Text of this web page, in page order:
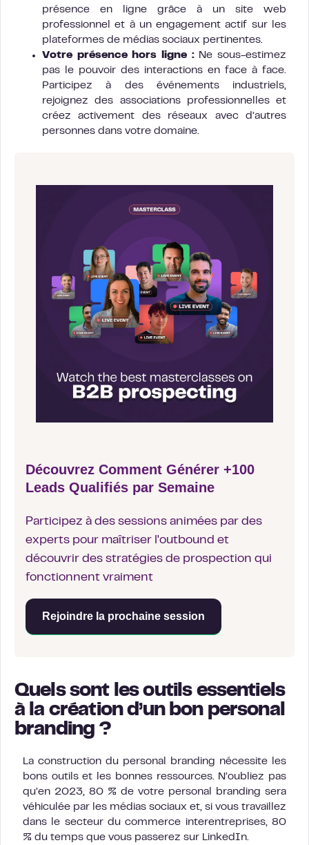
présence en ligne grâce à un site web
professionnel et à un engagement actif sur les
plateformes de médias sociaux pertinentes.
Votre présence hors ligne : Ne sous-estimez
pas le pouvoir des interactions en face à face.
Participez à des événements industriels,
rejoignez des associations professionnelles et
créez activement des réseaux avec d’autres
personnes dans votre domaine.
Découvrez Comment Générer +100
Leads Qualifiés par Semaine
Participez à des sessions animées par des
experts pour maîtriser l'outbound et
découvrir des stratégies de prospection qui
fonctionnent vraiment
Rejoindre la prochaine session
Quels sont les outils essentiels
à la création d’un bon personal
branding ?
La construction du personal branding nécessite les
bons outils et les bonnes ressources. N’oubliez pas
qu’en 2023, 80 % de votre personal branding sera
véhiculée par les médias sociaux et, si vous travaillez
dans le secteur du commerce interentreprises, 80
% du temps que vous passerez sur LinkedIn.